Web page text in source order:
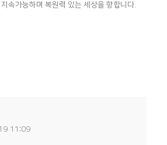
속가능하며 복원력 있는 세상을 향합니다.
11:09